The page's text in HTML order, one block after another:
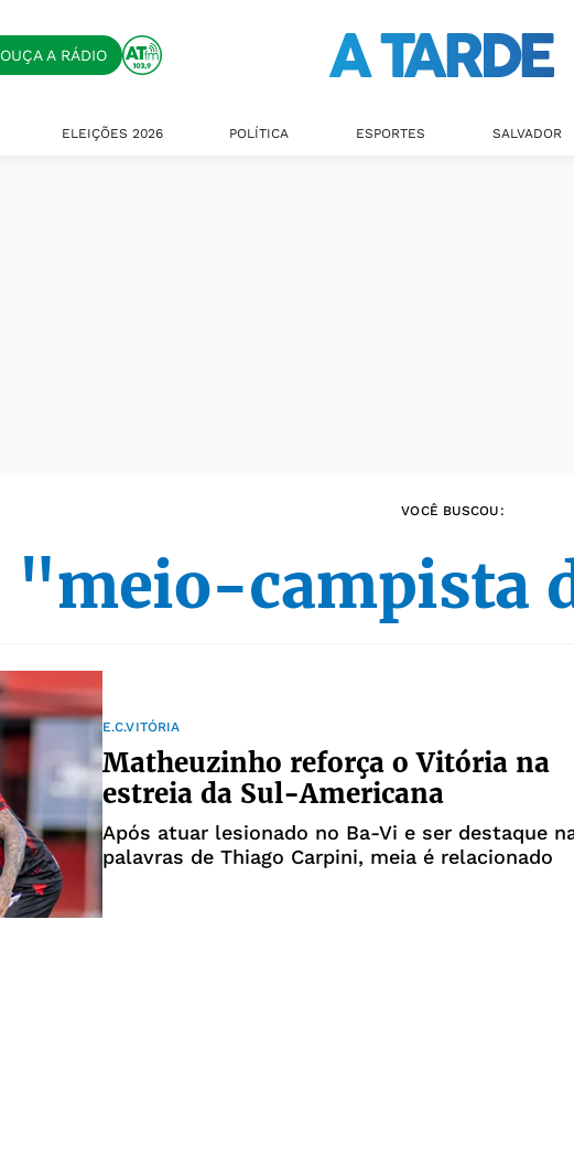
OUÇA A RÁDIO
ELEIÇÕES 2026 POLÍTICA ESPORTES SALVADOR
VOCÊ BUSCOU:
"meio-campista
E.C.VITÓRIA
Matheuzinho reforça o Vitória na
estreia da Sul-Americana
Após atuar lesionado no Ba-Vi e ser destaque
palavras de Thiago Carpini, meia é relacionado